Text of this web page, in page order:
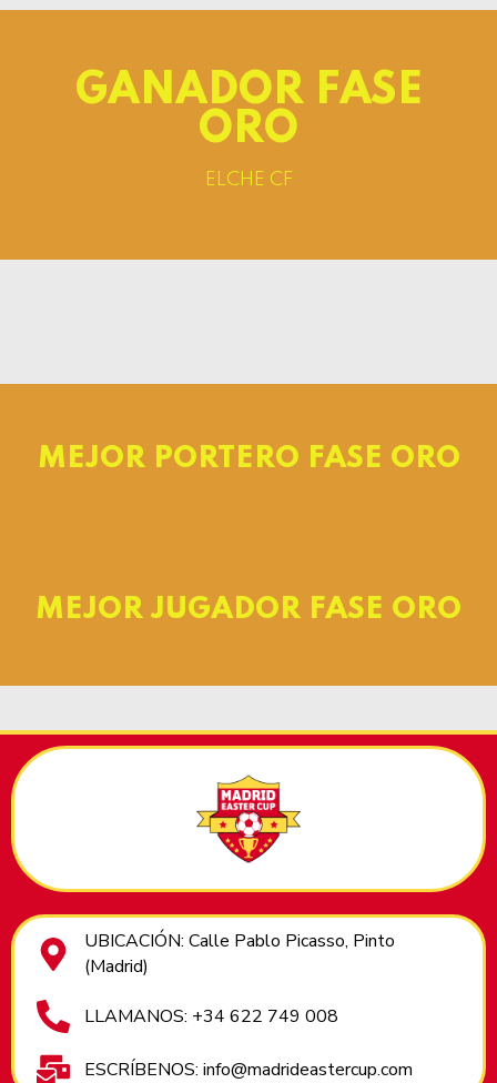
GANADOR FASE
ORO
ELCHE CF
MEJOR PORTERO FASE ORO
MEJOR JUGADOR FASE ORO
UBICACIÓN: Calle Pablo Picasso, Pinto
(Madrid)
LLAMANOS: +34 622 749 008
ESCRÍBENOS: info@madrideastercup.com